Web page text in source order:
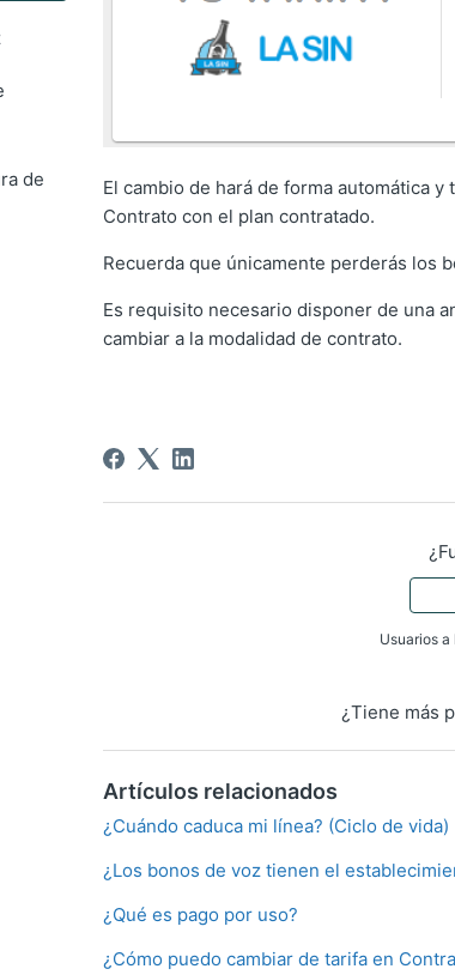
de
El cambio de hará de forma automática
Contrato con el plan contratado.
Recuerda que únicamente perderás los
Es requisito necesario disponer de una
cambiar a la modalidad de contrato.
Usuarios
¿Tiene más
Artículos relacionados
¿Cuándo caduca mi línea? (Ciclo de vida)
¿Los bonos de voz tienen el
¿Qué es pago por uso?
¿Cómo puedo cambiar de tarifa en